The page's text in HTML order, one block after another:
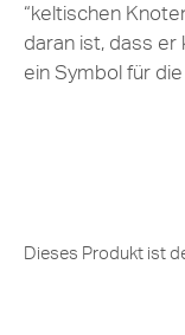
“keltischen
daran ist, dass er
ein Symbol für
Dieses Produkt ist